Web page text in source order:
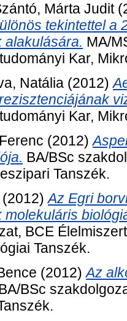
Márta Judit
tekintettel a
alakulására. MA/
Kar,
Natália (2012)
Kar,
(2012)
BA/BSc
Tanszék.
(2012)Az Egri
molekuláris
BCE
Tanszék.
(2012)Az
BSc